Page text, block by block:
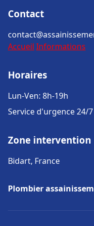
Contact
Accueil Informations
Horaires
Lun-Ven: 8h-19h
Service d'urgence 24/7
Zone intervention
Bidart, France
Plombier